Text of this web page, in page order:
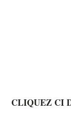
CLIQUEZ CI